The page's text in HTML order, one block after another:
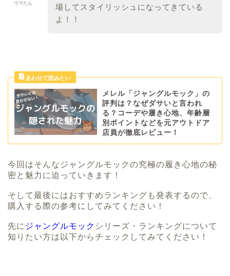
ウマたん
場してスタイリッシュになってきている
よ！！
メレル「ジャングルモック」の
評判は？なぜダサいと言われ
る？コーデや履き心地、年齢層
別ポイントなどを元アウトドア
店員が徹底レビュー！
今回はそんなジャングルモックの究極の履き心地の秘
密と魅力に迫っていきます！
そして最後にはおすすめランキングも発表するので、
購入する際の参考にしてみてください！
先に ジャングルモック シリーズ・ランキングについて
知りたい方は以下からチェックしてみてください！